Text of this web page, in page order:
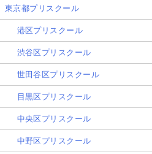
東京都プリスクール
港区プリスクール
渋谷区プリスクール
世田谷区プリスクール
目黒区プリスクール
中央区プリスクール
中野区プリスクール